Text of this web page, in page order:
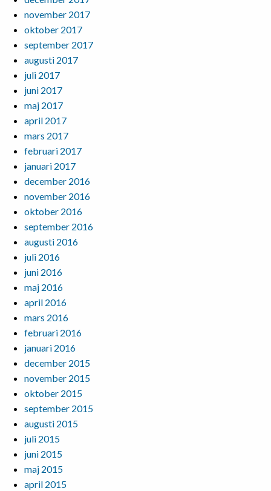
november 2017
oktober 2017
september 2017
augusti 2017
juli 2017
juni 2017
maj 2017
april 2017
mars 2017
februari 2017
januari 2017
december 2016
november 2016
oktober 2016
september 2016
augusti 2016
juli 2016
juni 2016
maj 2016
april 2016
mars 2016
februari 2016
januari 2016
december 2015
november 2015
oktober 2015
september 2015
augusti 2015
juli 2015
juni 2015
maj 2015
april 2015